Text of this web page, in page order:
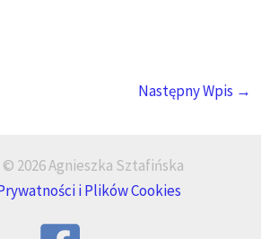
Następny Wpis →
2026 Agnieszka Sztafińska
i Plików Cookies